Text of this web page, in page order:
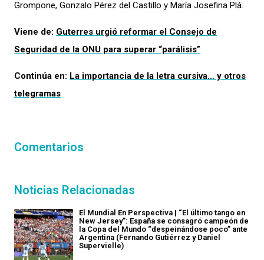
Grompone, Gonzalo Pérez del Castillo y María Josefina Plá.
Viene de: Guterres urgió reformar el Consejo de
Seguridad de la ONU para superar “parálisis”
Continúa en: La importancia de la letra cursiva… y otros
telegramas
Comentarios
Noticias Relacionadas
El Mundial En Perspectiva | “El último tango en
New Jersey”: España se consagró campeón de
la Copa del Mundo “despeinándose poco” ante
Argentina (Fernando Gutiérrez y Daniel
Supervielle)